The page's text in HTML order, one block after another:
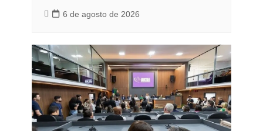
6 de agosto de 2026